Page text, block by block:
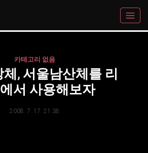
카테고리 없음
, 서울남산체를 리
서 사용해보자
2008. 7. 17. 21:38